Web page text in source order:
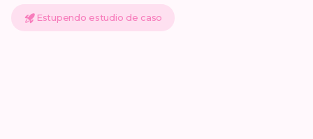
Estupendo estudio de caso